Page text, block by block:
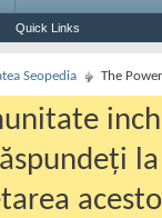
Quick Links
Seopedia The